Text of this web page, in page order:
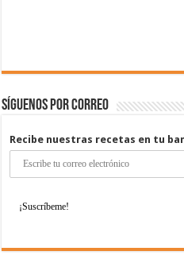
Síguenos por correo
Recibe nuestras recetas en tu